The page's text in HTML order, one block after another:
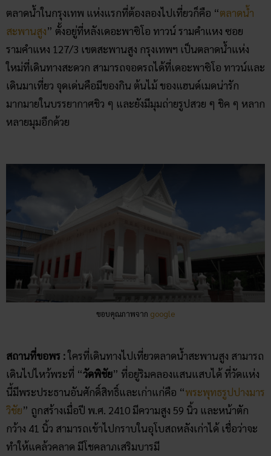
ตลาดน้ำในกรุงเทพ แห่งแรกที่ต้องลองไปเที่ยวก็คือ “ตลาดน้ำ
สะพานสูง” ตั้งอยู่ที่หลังเดอะพาซิโอ ทาวน์ รามคำแหง ซอย
รามคำแหง 127/3 เขตสะพานสูง กรุงเทพฯ เป็นตลาดน้ำแห่ง
ใหม่ที่เดินทางสะดวก สามารถจอดรถได้ที่เดอะพาซิโอ ทาวน์และ
เดินมาเที่ยว จุดเด่นคือมีของกิน ต้นไม้ ของแฮนด์เมดน่ารัก
มากมายในบรรยากาศชิว ๆ และยังมีมุมถ่ายรูปสวย ๆ ชิค ๆ หลาก
หลายมุมอีกด้วย
ขอบคุณภาพจาก google
สถานที่ขอพร :ใครที่เดินทางไปเที่ยวตลาดน้ำสะพานสูง สามารถ
เดินไปไหว้พระที่ “วัดพิชัย” ที่อยู่ริมคลองแสนแสบได้ ที่วัดแห่ง
นี้มีพระประธานอันศักดิ์สิทธิ์และเก่าแก่คือ “พระพุทธรูปปางมาร
วิชัย” ถูกสร้างเมื่อปี พ.ศ. 2410 มีความสูง 59 นิ้ว และหน้าตัก
กว้าง 41 นิ้ว สามารถเข้าไปกราบในอุโบสถหลังเก่าได้ เชื่อว่าจะ
ทำให้แคล้วคลาด มีโชคลาภเสริมบารมี